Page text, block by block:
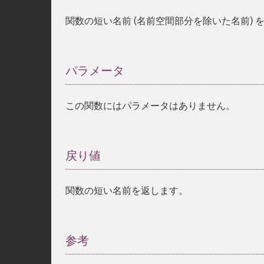
関数の短い名前 (名前空間部分を除いた名前) を
パラメータ
この関数にはパラメータはありません。
戻り値
関数の短い名前を返します。
参考